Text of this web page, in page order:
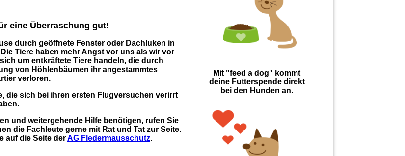
eine Überraschung gut!
durch geöffnete Fenster oder Dachluken in
Tiere haben mehr Angst vor uns als wir vor
um entkräftete Tiere handeln, die durch
von Höhlenbäumen ihr angestammtes
verloren.
die sich bei ihren ersten Flugversuchen verirrt
und weitergehende Hilfe benötigen, rufen Sie
die Fachleute gerne mit Rat und Tat zur Seite.
auf die Seite derAG Fledermausschutz.
Mit "feed a dog" kommt
deine Futterspende direkt
bei den Hunden an.